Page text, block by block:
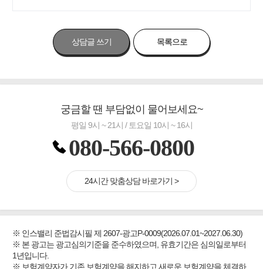
상담글 쓰기 목록으로
궁금할 땐 부담없이 물어보세요~
평일 9시 ~ 21시 / 토요일 10시 ~ 16시
080-566-0800
24시간 맞춤상담 바로가기 >
※ 인스밸리 준법감시필 제 2607-광고P-0009(2026.07.01~2027.06.30)
※ 본 광고는 광고심의기준을 준수하였으며, 유효기간은 심의일로부터
1년입니다.
※ 보험계약자가 기존 보험계약을 해지하고 새로운 보험계약을 체결하